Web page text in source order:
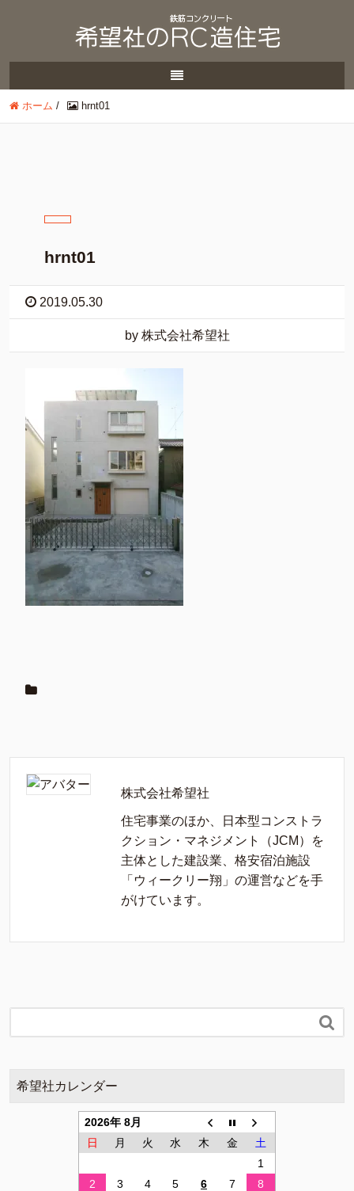
ホーム / hrnt01
hrnt01
2019.05.30
by 株式会社希望社
株式会社希望社
住宅事業のほか、日本型コンストラ
クション・マネジメント（JCM）を
主体とした建設業、格安宿泊施設
「ウィークリー翔」の運営などを手
がけています。

希望社カレンダー
2026年 8月
日
月 火 水 木 金
土
1
2
3 4 5 6 7
8